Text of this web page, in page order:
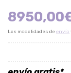
8950,00
Las modalidades de envío